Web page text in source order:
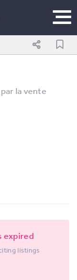
la vente
expired
listings